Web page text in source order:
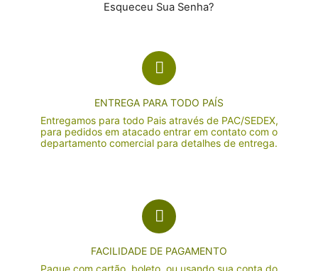
Esqueceu Sua Senha?
ENTREGA PARA TODO PAÍS
Entregamos para todo Pais através de PAC/SEDEX,
para pedidos em atacado entrar em contato com o
departamento comercial para detalhes de entrega.
FACILIDADE DE PAGAMENTO